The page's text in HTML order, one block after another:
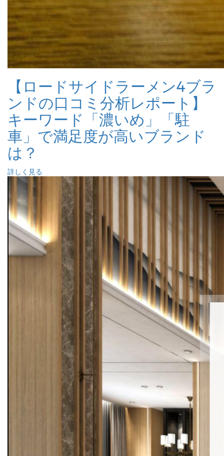
【ロードサイドラーメン4ブラ
ンドの口コミ分析レポート】
キーワード「濃いめ」「駐
車」で満足度が高いブランド
は？
詳しく見る